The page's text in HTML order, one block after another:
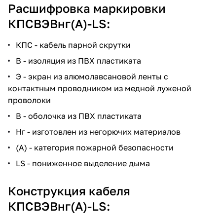
Расшифровка маркировки
КПСВЭВнг(А)-LS:
КПС - кабель парной скрутки
В - изоляция из ПВХ пластиката
Э - экран из алюмолавсановой ленты с
контактным проводником из медной луженой
проволоки
В - оболочка из ПВХ пластиката
Нг - изготовлен из негорючих материалов
(А) - категория пожарной безопасности
LS - пониженное выделение дыма
Конструкция кабеля
КПСВЭВнг(А)-LS: